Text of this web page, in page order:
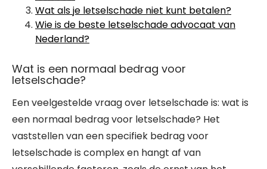
Wat als je letselschade niet kunt betalen?
Wie is de beste letselschade advocaat van
Nederland?
Wat is een normaal bedrag voor
letselschade?
Een veelgestelde vraag over letselschade is: wat is
een normaal bedrag voor letselschade? Het
vaststellen van een specifiek bedrag voor
letselschade is complex en hangt af van